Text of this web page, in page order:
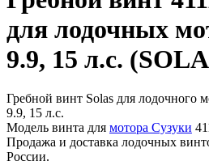
для лодочных
9.9, 15 л.с.
Гребной винт Solas для лодочного
9.9, 15 л.с.
Модель винта для мотора Сузуки
Продажа и доставка лодочных
России.